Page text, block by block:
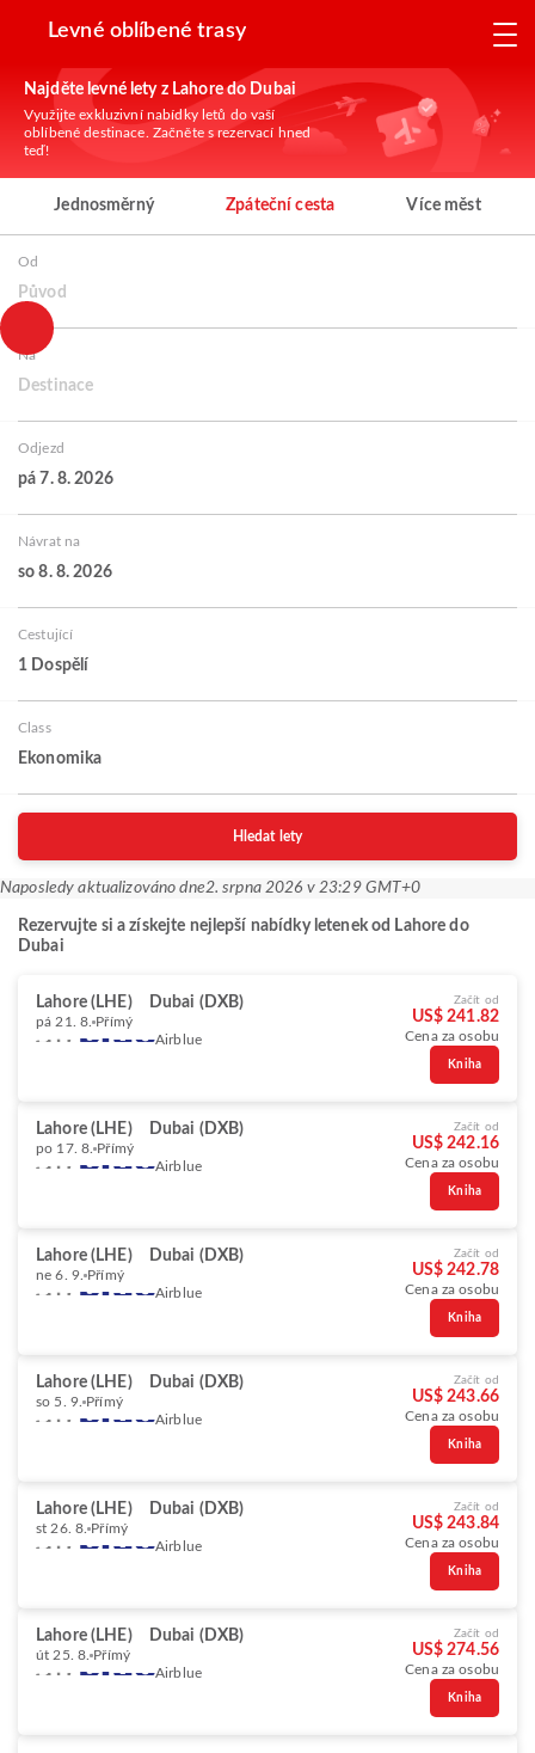
Levné oblíbené trasy
Najděte levné lety z Lahore do Dubai
Využijte exkluzivní nabídky letů do vaší
oblíbené destinace. Začněte s rezervací hned
teď!
Jednosměrný Zpáteční cesta Více měst
Od
Původ
Na
Destinace
Odjezd
pá 7. 8. 2026
Návrat na
so 8. 8. 2026
Cestující
1 Dospělí
Class
Ekonomika
Hledat lety
Naposledy aktualizováno dne2. srpna 2026 v 23:29 GMT+0
Rezervujte si a získejte nejlepší nabídky letenek od Lahore do
Dubai
Lahore (LHE) Dubai (DXB)
pá 21. 8. Přímý
Airblue
Začít od
US$ 241.82
Cena za osobu
Kniha
Lahore (LHE) Dubai (DXB)
po 17. 8. Přímý
Airblue
Začít od
US$ 242.16
Cena za osobu
Kniha
Lahore (LHE) Dubai (DXB)
ne 6. 9. Přímý
Airblue
Začít od
US$ 242.78
Cena za osobu
Kniha
Lahore (LHE) Dubai (DXB)
so 5. 9. Přímý
Airblue
Začít od
US$ 243.66
Cena za osobu
Kniha
Lahore (LHE) Dubai (DXB)
st 26. 8. Přímý
Airblue
Začít od
US$ 243.84
Cena za osobu
Kniha
Lahore (LHE) Dubai (DXB)
út 25. 8. Přímý
Airblue
Začít od
US$ 274.56
Cena za osobu
Kniha